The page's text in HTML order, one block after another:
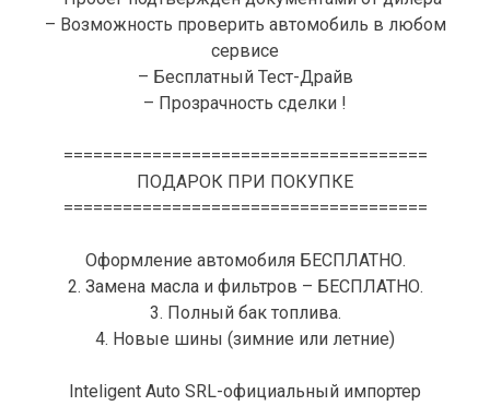
– Возможность проверить автомобиль в любом
сервисе
– Бесплатный Тест-Драйв
– Прозрачность сделки !
=====================================
ПОДАРОК ПРИ ПОКУПКЕ
=====================================
Оформление автомобиля БЕСПЛАТНО.
2. Замена масла и фильтров – БЕСПЛАТНО.
3. Полный бак топлива.
4. Новые шины (зимние или летние)
Inteligent Auto SRL-официальный импортер